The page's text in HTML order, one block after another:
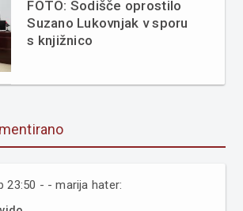
FOTO: Sodišče oprostilo
Suzano Lukovnjak v sporu
s knjižnico
23:50 - - marija hater: